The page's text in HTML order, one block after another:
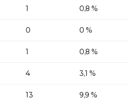
1 0,8 %
0 0 %
1 0,8 %
4 3,1 %
13 9,9 %